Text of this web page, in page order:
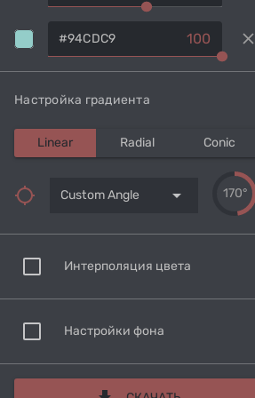
100 clear
Настройка градиента
Linear Radial Conic
Custom Angle arrow_drop_down 170°
Интерполяция цвета
Настройки фона